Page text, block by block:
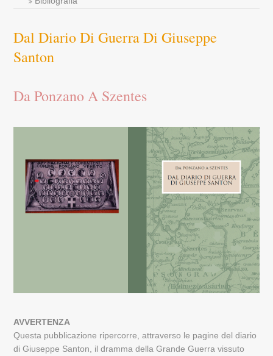
Dal Diario Di Guerra Di Giuseppe
Santon
Da Ponzano A Szentes
AVVERTENZA
Questa pubblicazione ripercorre, attraverso le pagine del diario
di Giuseppe Santon, il dramma della Grande Guerra vissuto